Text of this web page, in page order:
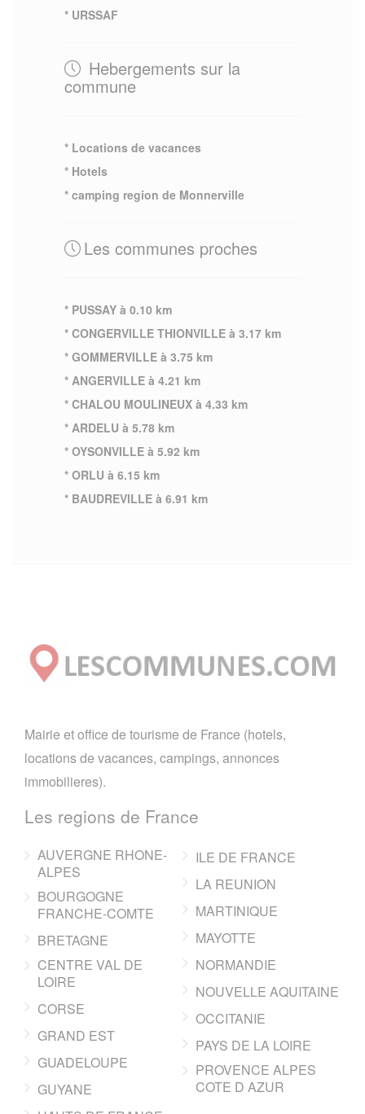
* URSSAF
Hebergements sur la
commune
* Locations de vacances
* Hotels
* camping region de Monnerville
Les communes proches
* PUSSAY à 0.10 km
* CONGERVILLE THIONVILLE à 3.17 km
* GOMMERVILLE à 3.75 km
* ANGERVILLE à 4.21 km
* CHALOU MOULINEUX à 4.33 km
* ARDELU à 5.78 km
* OYSONVILLE à 5.92 km
* ORLU à 6.15 km
* BAUDREVILLE à 6.91 km
Mairie et office de tourisme de France (hotels,
locations de vacances, campings, annonces
immobilieres).
Les regions de France
AUVERGNE RHONE-
ALPES
BOURGOGNE
FRANCHE-COMTE
BRETAGNE
CENTRE VAL DE
LOIRE
CORSE
GRAND EST
GUADELOUPE
GUYANE
ILE DE FRANCE
LA REUNION
MARTINIQUE
MAYOTTE
NORMANDIE
NOUVELLE AQUITAINE
OCCITANIE
PAYS DE LA LOIRE
PROVENCE ALPES
COTE D AZUR